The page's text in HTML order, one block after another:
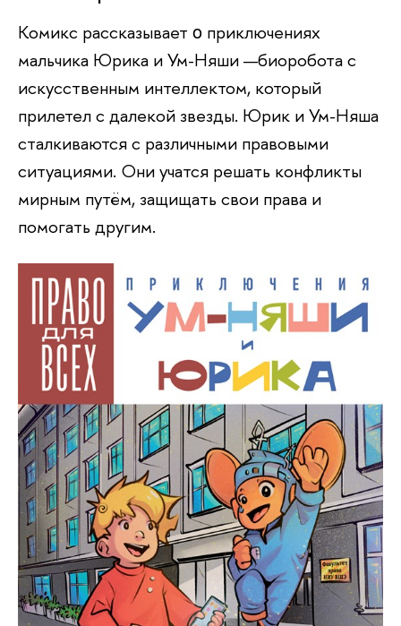
Комикс рассказывает ο приключениях
мальчика Юрика и Ум-Няши —биоробота с
искусственным интеллектом, который
прилетел с далекой звезды. Юрик и Ум-Няша
сталкиваются с различными правовыми
ситуациями. Они учатся решать конфликты
мирным путём, защищать свои права и
помогать другим.